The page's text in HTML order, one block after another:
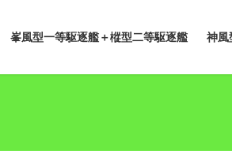
峯風型一等駆逐艦＋樅型二等駆逐艦 神風